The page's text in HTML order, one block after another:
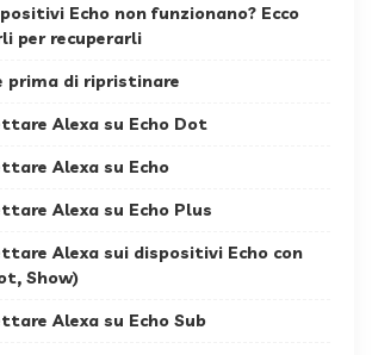
Echo non funzionano? Ecco
per recuperarli
prima di ripristinare
Alexa su Echo Dot
Alexa su Echo
Alexa su Echo Plus
Alexa sui dispositivi Echo con
Show)
Alexa su Echo Sub